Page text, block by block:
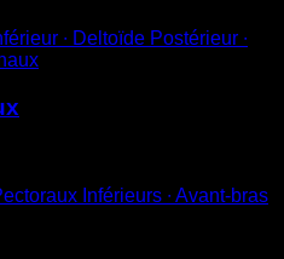
∙ Deltoïde Postérieur ∙
Inférieurs ∙ Avant-bras